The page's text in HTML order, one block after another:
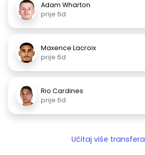
Adam Wharton
prije 6d
Maxence Lacroix
prije 6d
Rio Cardines
prije 6d
Učitaj više transfera